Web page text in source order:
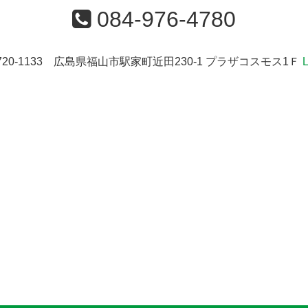
084-976-4780
1133 広島県福山市駅家町近田230-1 プラザコスモス1Ｆ